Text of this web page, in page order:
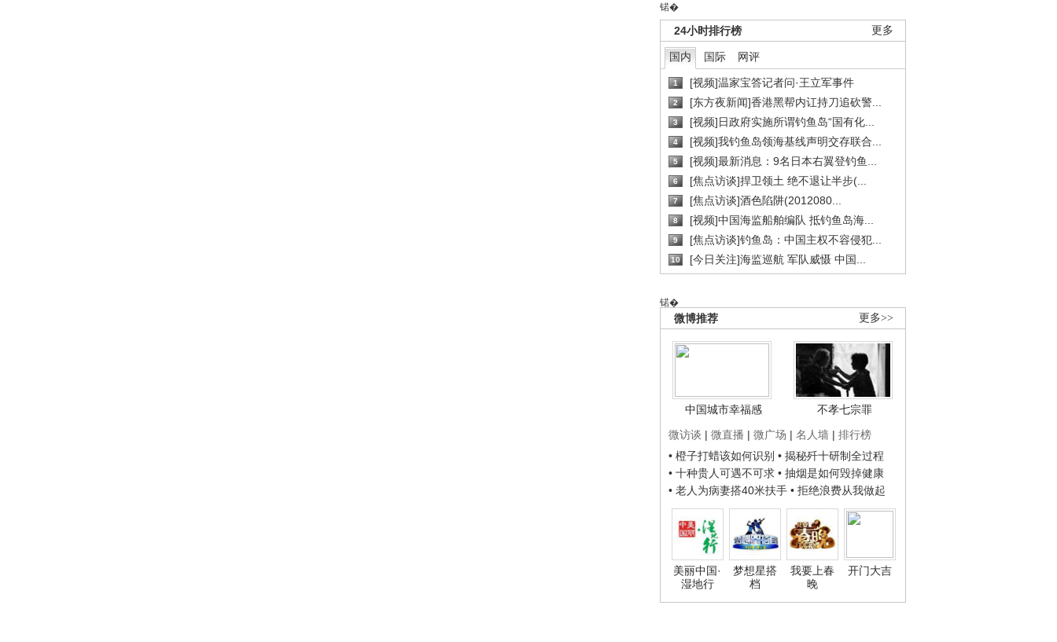
锘�
更多
24小时排行榜
国内 国际 网评
1 [视频]温家宝答记者问·王立军事件
2 [东方夜新闻]香港黑帮内讧持刀追砍警...
3 [视频]日政府实施所谓钓鱼岛“国有化...
4 [视频]我钓鱼岛领海基线声明交存联合...
5 [视频]最新消息：9名日本右翼登钓鱼...
6 [焦点访谈]捍卫领土 绝不退让半步(...
7 [焦点访谈]酒色陷阱(2012080...
8 [视频]中国海监船舶编队 抵钓鱼岛海...
9 [焦点访谈]钓鱼岛：中国主权不容侵犯...
10 [今日关注]海监巡航 军队威慑 中国...
锘�
更多>>
微博推荐
中国城市幸福感
不孝七宗罪
微访谈 | 微直播 | 微广场 | 名人墙 | 排行榜
• 橙子打蜡该如何识别 • 揭秘歼十研制全过程
• 十种贵人可遇不可求 • 抽烟是如何毁掉健康
• 老人为病妻搭40米扶手 • 拒绝浪费从我做起
美丽中国·
湿地行
梦想星搭
档
我要上春
晚
开门大吉